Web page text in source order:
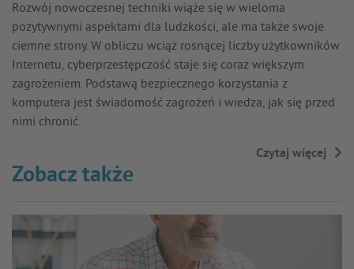
Rozwój nowoczesnej techniki wiąże się w wieloma
pozytywnymi aspektami dla ludzkości, ale ma także swoje
ciemne strony. W obliczu wciąż rosnącej liczby użytkowników
Internetu, cyberprzestępczość staje się coraz większym
zagrożeniem. Podstawą bezpiecznego korzystania z
komputera jest świadomość zagrożeń i wiedza, jak się przed
nimi chronić.
Czytaj więcej
Zobacz także